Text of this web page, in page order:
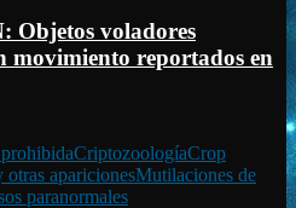
Objetos voladores
movimiento reportados en
CriptozoologíaCrop
otras aparicionesMutilaciones de
paranormales